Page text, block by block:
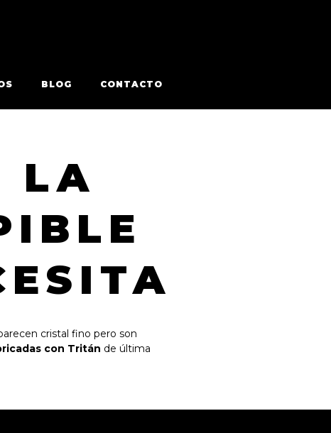
BLOG CONTACTO
LA
cristal fino pero son
con Tritán de última